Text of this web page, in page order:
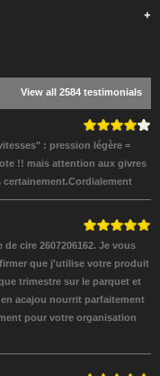
+
View all 2584 testimonials
: pression légère =
!! mais attention aux givres
cire 2607206162. Je vous
que j'utilise votre produit
trimestre sur le parquet et
acajou nourrit parfaitement
pour votre organisation